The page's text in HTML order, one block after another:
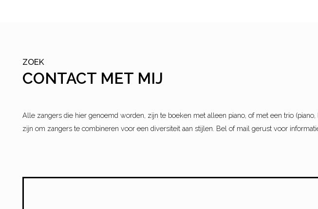
ZOEK
CONTACT MET MIJ
Alle zangers die hier genoemd worden, zijn te boeken met alleen piano, of met een trio
zijn om zangers te combineren voor een diversiteit aan stijlen. Bel of mail gerust voor